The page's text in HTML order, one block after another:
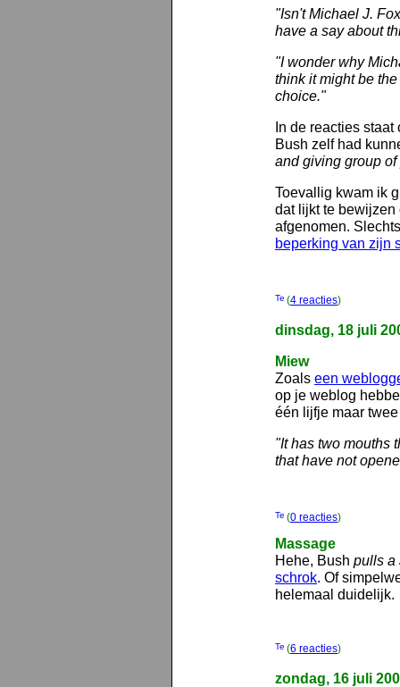
"Isn't Michael J.
have a say about
"I wonder why
think it might be
choice."
In de reacties
Bush zelf had
and giving group
Toevallig kwam ik
dat lijkt te
afgenomen.
beperking van zijn
(4 reacties)
dinsdag, 18 juli
Miew
Zoals een
op je weblog
één lijfje maar
"It has two mouths
that have not
(0 reacties)
Massage
Hehe, Bush pulls a
schrok. Of
helemaal duidelijk.
(6 reacties)
zondag, 16 juli